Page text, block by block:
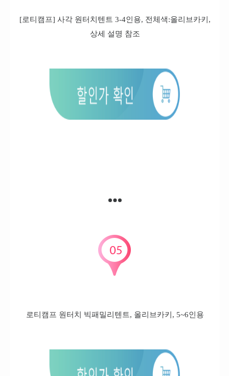
[로티캠프] 사각 원터치텐트 3-4인용, 전체색:올리브카키,
상세 설명 참조
로티캠프 원터치 빅패밀리텐트, 올리브카키, 5~6인용